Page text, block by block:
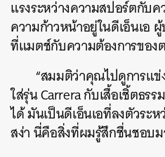
แรงระหว่างความสปอร์ตกั
ความก้าวหน้าอยู่ในดีเอ็นเอ
ที่แมตช์กับความต้องการของ
“สมมติว่าคุณไปดูการแ
ใส่รุ่น Carrera กับเสื้อเชิ้ตธร
ได้ มันเป็นดีเอ็นเอที่ลงตัวระ
สง่า นี่คือสิ่งที่ผมรู้สึกชื่นชอบม